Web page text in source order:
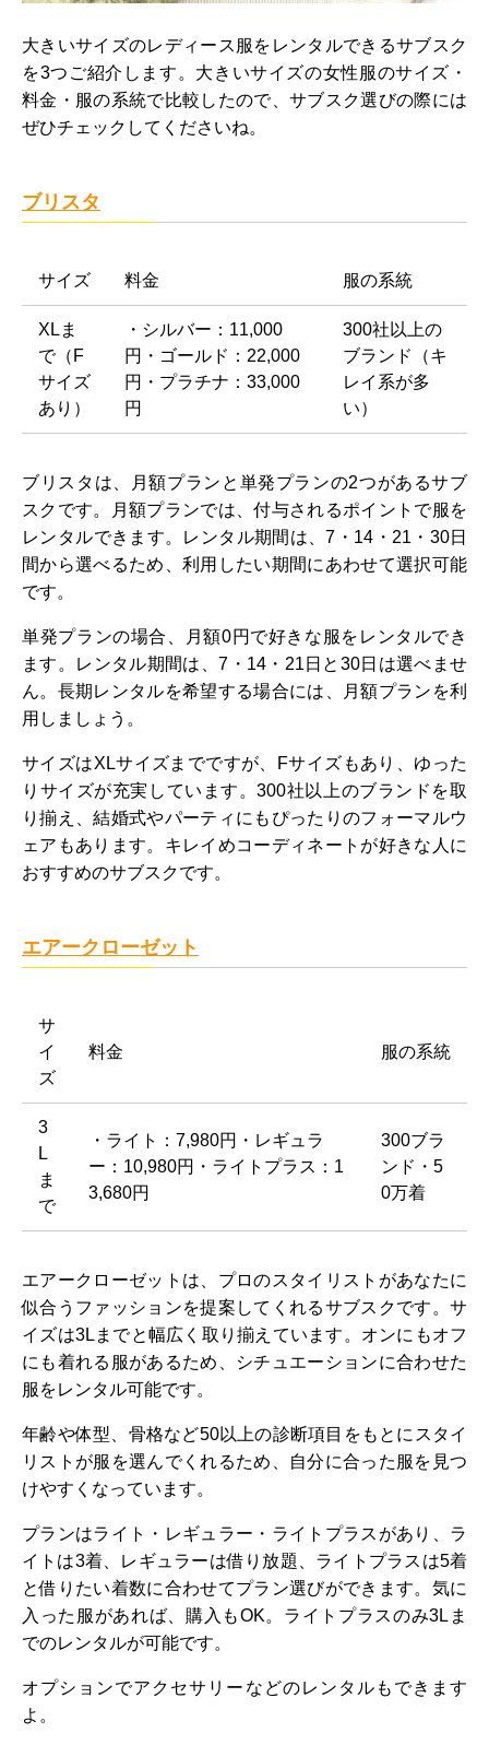
大きいサイズのレディース服をレンタルできるサブスク
を3つご紹介します。大きいサイズの女性服のサイズ・
料金・服の系統で比較したので、サブスク選びの際には
ぜひチェックしてくださいね。
ブリスタ
サイズ 料金 服の系統
XLま
で（F
サイズ
あり）
・シルバー：11,000
円・ゴールド：22,000
円・プラチナ：33,000
円
300社以上の
ブランド（キ
レイ系が多
い）
ブリスタは、月額プランと単発プランの2つがあるサブ
スクです。月額プランでは、付与されるポイントで服を
レンタルできます。レンタル期間は、7・14・21・30日
間から選べるため、利用したい期間にあわせて選択可能
です。
単発プランの場合、月額0円で好きな服をレンタルでき
ます。レンタル期間は、7・14・21日と30日は選べませ
ん。長期レンタルを希望する場合には、月額プランを利
用しましょう。
サイズはXLサイズまでですが、Fサイズもあり、ゆった
りサイズが充実しています。300社以上のブランドを取
り揃え、結婚式やパーティにもぴったりのフォーマルウ
ェアもあります。キレイめコーディネートが好きな人に
おすすめのサブスクです。
エアークローゼット
サ
イ
ズ
料金 服の系統
3
L
ま
で
・ライト：7,980円・レギュラ
ー：10,980円・ライトプラス：1
3,680円
300ブラ
ンド・5
0万着
エアークローゼットは、プロのスタイリストがあなたに
似合うファッションを提案してくれるサブスクです。サ
イズは3Lまでと幅広く取り揃えています。オンにもオフ
にも着れる服があるため、シチュエーションに合わせた
服をレンタル可能です。
年齢や体型、骨格など50以上の診断項目をもとにスタイ
リストが服を選んでくれるため、自分に合った服を見つ
けやすくなっています。
プランはライト・レギュラー・ライトプラスがあり、ラ
イトは3着、レギュラーは借り放題、ライトプラスは5着
と借りたい着数に合わせてプラン選びができます。気に
入った服があれば、購入もOK。ライトプラスのみ3Lま
でのレンタルが可能です。
オプションでアクセサリーなどのレンタルもできます
よ。